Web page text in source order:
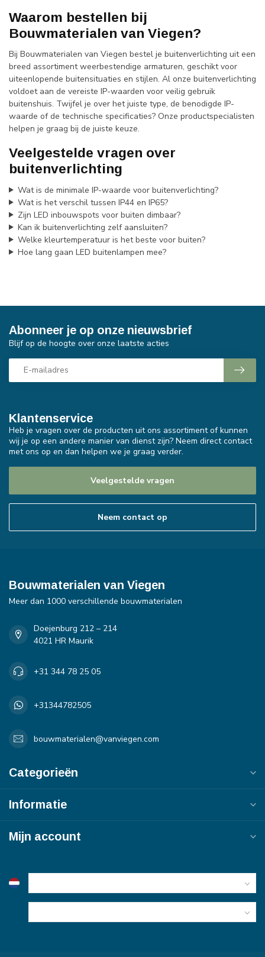
Waarom bestellen bij
Bouwmaterialen van Viegen?
Bij Bouwmaterialen van Viegen bestel je buitenverlichting uit een
breed assortiment weerbestendige armaturen, geschikt voor
uiteenlopende buitensituaties en stijlen. Al onze buitenverlichting
voldoet aan de vereiste IP-waarden voor veilig gebruik
buitenshuis. Twijfel je over het juiste type, de benodigde IP-
waarde of de technische specificaties? Onze productspecialisten
helpen je graag bij de juiste keuze.
Veelgestelde vragen over
buitenverlichting
Wat is de minimale IP-waarde voor buitenverlichting?
Wat is het verschil tussen IP44 en IP65?
Zijn LED inbouwspots voor buiten dimbaar?
Kan ik buitenverlichting zelf aansluiten?
Welke kleurtemperatuur is het beste voor buiten?
Hoe lang gaan LED buitenlampen mee?
Klantenservice
Heb je vragen over de producten uit ons assortiment of kunnen
wij je op een andere manier van dienst zijn? Neem direct contact
met ons op en dan helpen we je graag verder.
Veelgestelde vragen
Neem contact op
Abonneer je op onze nieuwsbrief
Blijf op de hoogte over onze laatste acties
Bouwmaterialen van Viegen
Meer dan 1000 verschillende bouwmaterialen
Doejenburg 212 – 214
4021 HR Maurik
+31 344 78 25 05
+31344782505
bouwmaterialen@vanviegen.com
Categorieën
Informatie
Mijn account